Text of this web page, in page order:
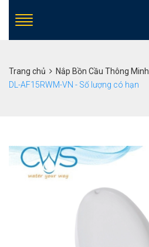
Trang chủ Nắp Bồn Cầu Thông Minh
DL-AF15RWM-VN - Số lượng có hạn